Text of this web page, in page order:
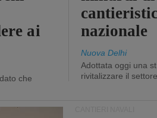
ai
che
nazionale
Nuova Delhi
Adottata oggi una
rivitalizzare il settore